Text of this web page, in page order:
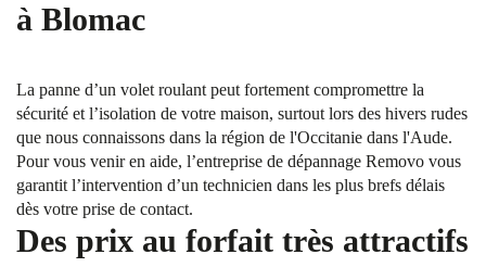
à Blomac
La panne d’un volet roulant peut fortement compromettre la
sécurité et l’isolation de votre maison, surtout lors des hivers rudes
que nous connaissons dans la région de l'Occitanie dans l'Aude.
Pour vous venir en aide, l’entreprise de dépannage Removo vous
garantit l’intervention d’un technicien dans les plus brefs délais
dès votre prise de contact.
Des prix au forfait très attractifs